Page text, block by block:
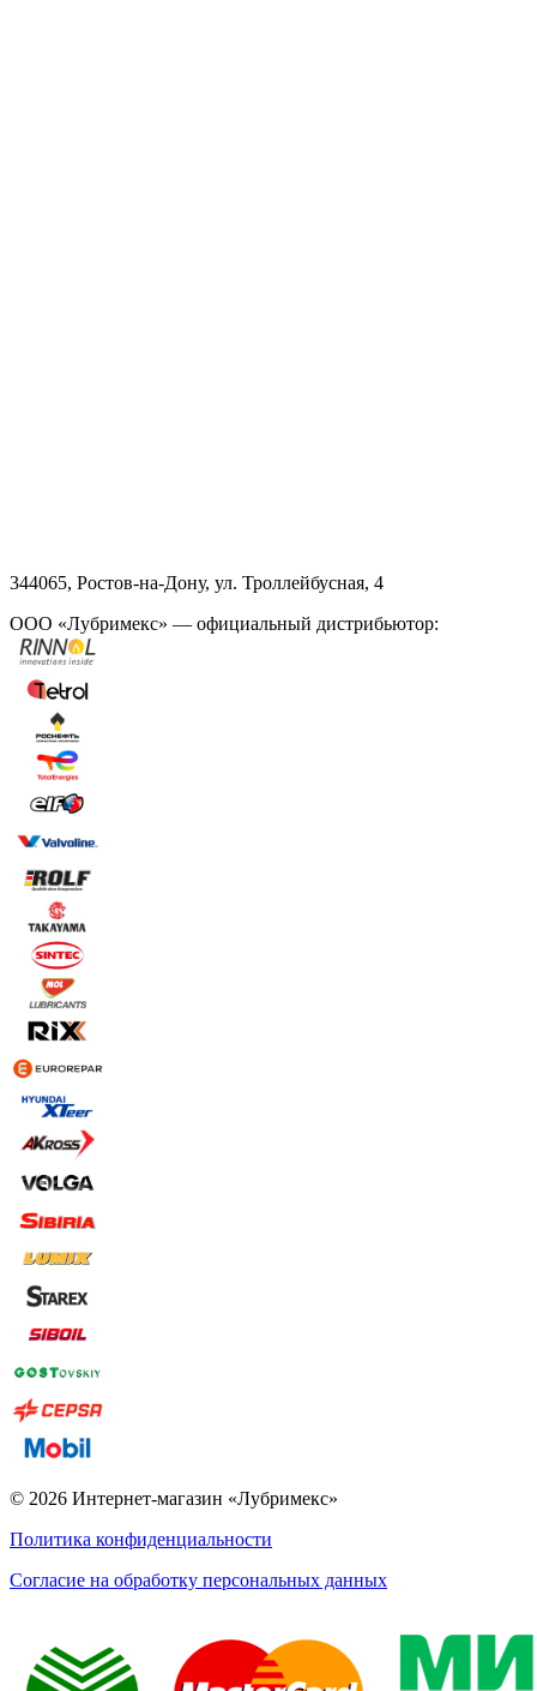
344065, Ростов-на-Дону, ул. Троллейбусная, 4
ООО «Лубримекс» — официальный дистрибьютор:
© 2026 Интернет-магазин «Лубримекс»
Политика конфиденциальности
Согласие на обработку персональных данных